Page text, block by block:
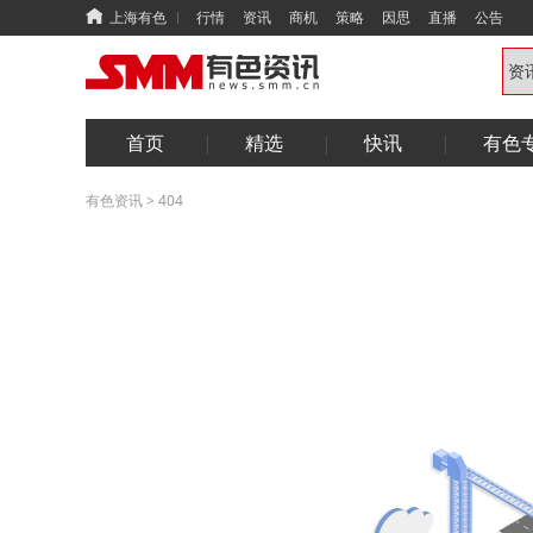
上海有色 行情 资讯 商机 策略 因思 直播 公告
首页 精选 快讯 有色
有色资讯> 404